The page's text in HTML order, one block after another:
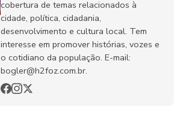
cobertura de temas relacionados à
cidade, política, cidadania,
desenvolvimento e cultura local. Tem
interesse em promover histórias, vozes e
o cotidiano da população. E-mail:
bogler@h2foz.com.br.